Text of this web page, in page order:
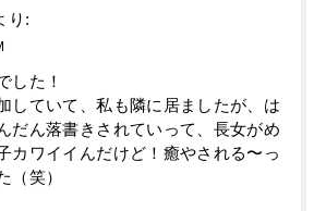
り:
した！
していて、私も隣に居ましたが、は
だん落書きされていって、長女がめ
カワイイんだけど！癒やされる〜っ
（笑）